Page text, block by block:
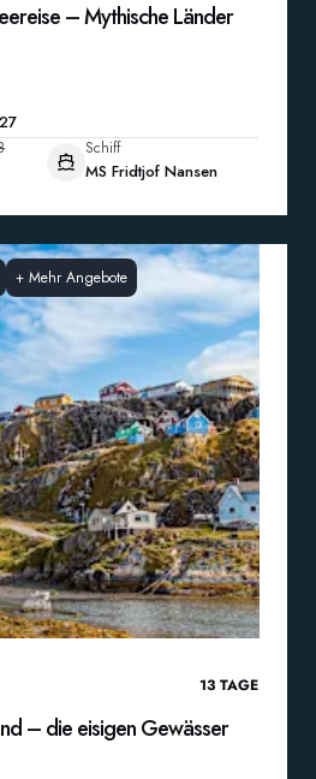
– Mythische Länder
Schiff
MS Fridtjof Nansen
+ Mehr Angebote
13 TAGE
– die eisigen Gewässer